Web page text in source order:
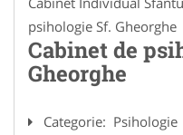
psihologie Sf. Gheorghe
Cabinet de
Gheorghe
Categorie: Psihologie